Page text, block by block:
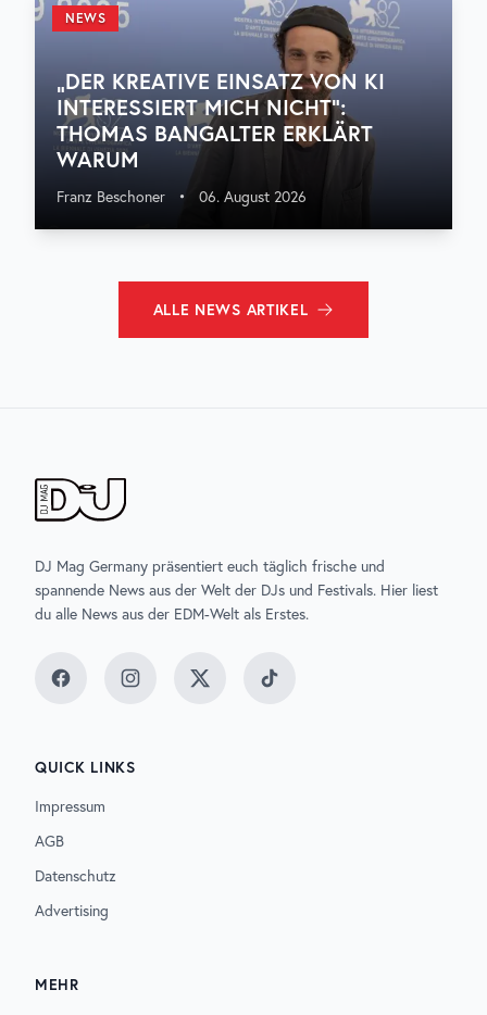
NEWS
„DER KREATIVE EINSATZ VON KI
INTERESSIERT MICH NICHT“:
THOMAS BANGALTER ERKLÄRT
WARUM
Franz Beschoner • 06. August 2026
ALLE NEWS ARTIKEL
DJ Mag Germany präsentiert euch täglich frische und
spannende News aus der Welt der DJs und Festivals. Hier liest
du alle News aus der EDM-Welt als Erstes.
FacebookInstagramTwitter TikTok
QUICK LINKS
Impressum
AGB
Datenschutz
Advertising
MEHR